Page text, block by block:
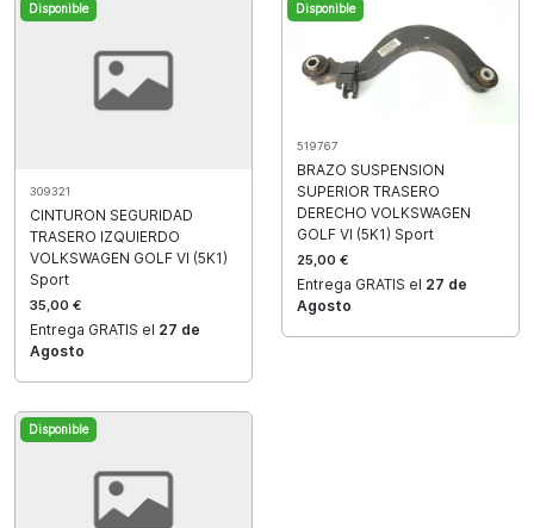
Disponible
309321
CINTURON SEGURIDAD
TRASERO IZQUIERDO
VOLKSWAGEN GOLF VI (5K1)
Sport
35,00 €
Entrega GRATIS el 27 de
Agosto
Disponible
519767
BRAZO SUSPENSION
SUPERIOR TRASERO
DERECHO VOLKSWAGEN
GOLF VI (5K1) Sport
25,00 €
Entrega GRATIS el 27 de
Agosto
Disponible